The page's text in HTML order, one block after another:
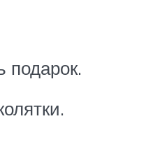
подарок.